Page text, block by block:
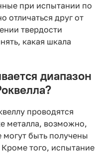
при испытании по
отличаться друг от
твердости
какая шкала
диапазон
проводятся
металла, возможно,
быть получены
того, испытание